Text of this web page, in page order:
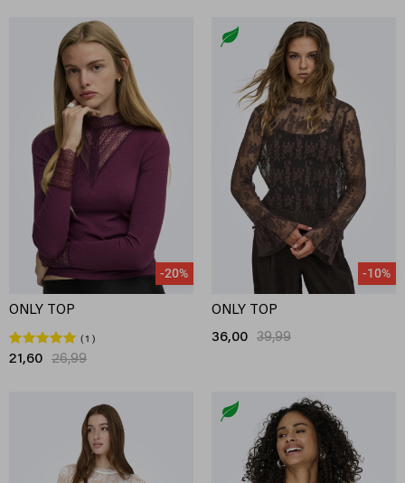
-20%
ONLY TOP
1
21,60 26,99
-10%
ONLY TOP
36,00 39,99